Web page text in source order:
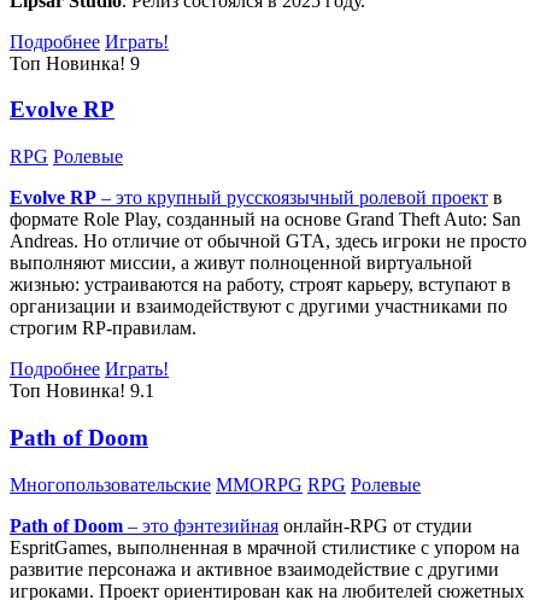
Подробнее Играть!
Топ Новинка! 9
Evolve RP
RPG Ролевые
Evolve RP – это крупный русскоязычный ролевой проект в
формате Role Play, созданный на основе Grand Theft Auto: San
Andreas. Но отличие от обычной GTA, здесь игроки не просто
выполняют миссии, а живут полноценной виртуальной
жизнью: устраиваются на работу, строят карьеру, вступают в
организации и взаимодействуют с другими участниками по
строгим RP-правилам.
Подробнее Играть!
Топ Новинка! 9.1
Path of Doom
Многопользовательские MMORPG RPG Ролевые
Path of Doom – это фэнтезийная онлайн-RPG от студии
EspritGames, выполненная в мрачной стилистике с упором на
развитие персонажа и активное взаимодействие с другими
игроками. Проект ориентирован как на любителей сюжетных